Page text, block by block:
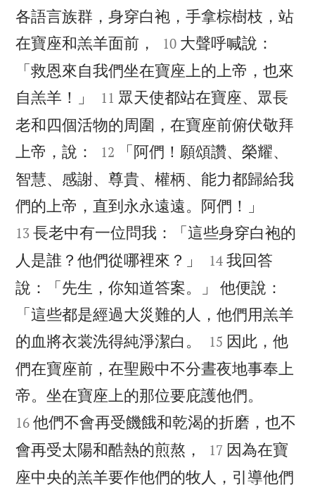
各語言族群，身穿白袍，手拿棕樹枝，站
在寶座和羔羊面前，


10 大聲呼喊說：
「救恩來自我們坐在寶座上的上帝，也來
自羔羊！」


11 眾天使都站在寶座、眾長
老和四個活物的周圍，在寶座前俯伏敬拜
上帝，說：


12
「阿們！願頌讚、榮耀、
智慧、感謝、尊貴、權柄、能力都歸給我
們的上帝，直到永永遠遠。阿們！」
13 長老中有一位問我：「這些身穿白袍的
人是誰？他們從哪裡來？」


14 我回答
說：「先生，你知道答案。」 他便說：
「這些都是經過大災難的人，他們用羔羊
的血將衣裳洗得純淨潔白。


15 因此，他
們在寶座前，在聖殿中不分晝夜地事奉上
帝。坐在寶座上的那位要庇護他們。
16 他們不會再受饑餓和乾渴的折磨，也不
會再受太陽和酷熱的煎熬，


17 因為在寶
座中央的羔羊要作他們的牧人，引導他們